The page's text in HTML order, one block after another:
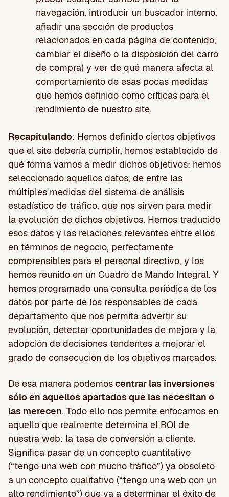
navegación, introducir un buscador interno,
añadir una sección de productos
relacionados en cada página de contenido,
cambiar el diseño o la disposición del carro
de compra) y ver de qué manera afecta al
comportamiento de esas pocas medidas
que hemos definido como críticas para el
rendimiento de nuestro site.
Recapitulando: Hemos definido ciertos objetivos
que el site debería cumplir, hemos establecido de
qué forma vamos a medir dichos objetivos; hemos
seleccionado aquellos datos, de entre las
múltiples medidas del sistema de análisis
estadístico de tráfico, que nos sirven para medir
la evolución de dichos objetivos. Hemos traducido
esos datos y las relaciones relevantes entre ellos
en términos de negocio, perfectamente
comprensibles para el personal directivo, y los
hemos reunido en un Cuadro de Mando Integral. Y
hemos programado una consulta periódica de los
datos por parte de los responsables de cada
departamento que nos permita advertir su
evolución, detectar oportunidades de mejora y la
adopción de decisiones tendentes a mejorar el
grado de consecución de los objetivos marcados.
De esa manera podemoscentrar las inversiones
sólo en aquellos apartados que las necesitan o
las merecen. Todo ello nos permite enfocarnos en
aquello que realmente determina el ROI de
nuestra web: la tasa de conversión a cliente.
Significa pasar de un concepto cuantitativo
(“tengo una web con mucho tráfico”) ya obsoleto
a un concepto cualitativo (“tengo una web con un
alto rendimiento”) que va a determinar el éxito de